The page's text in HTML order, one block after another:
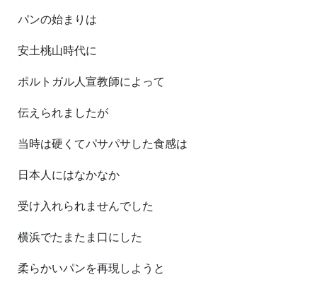
パンの始まりは
安土桃山時代に
ポルトガル人宣教師によって
伝えられましたが
当時は硬くてパサパサした食感は
日本人にはなかなか
受け入れられませんでした
横浜でたまたま口にした
柔らかいパンを再現しようと